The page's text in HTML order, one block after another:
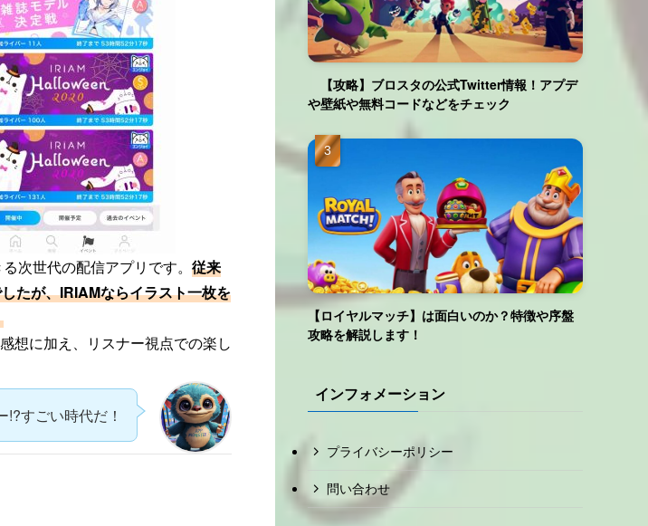
次世代の配信アプリです。 従来
たが、IRIAMならイラスト一枚を
想に加え、リスナー視点での楽し
すごい時代だ！
【攻略】ブロスタの公式Twitter情報！アプデ
や壁紙や無料コードなどをチェック
【ロイヤルマッチ】は面白いのか？特徴や序盤
攻略を解説します！
インフォメーション
プライバシーポリシー
問い合わせ